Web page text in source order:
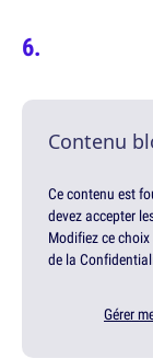
Contenu
Ce contenu est
devez accepter
Modifiez ce
de la
Gérer